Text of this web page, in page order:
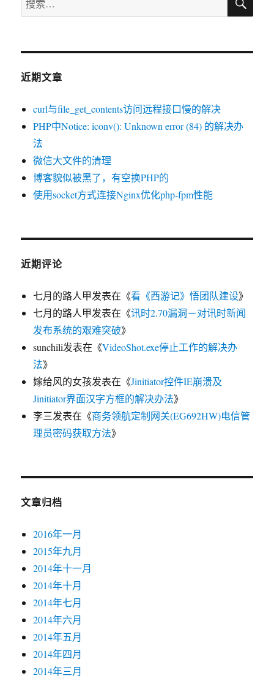
突
的
拒
攻
索：
近期文章
curl与file_get_contents访问远程接口慢的解决
PHP中Notice: iconv(): Unknown error (84) 的解决办
法
微信大文件的清理
博客貌似被黑了，有空换PHP的
使用socket方式连接Nginx优化php-fpm性能
近期评论
七月的路人甲发表在《看《西游记》悟团队建设》
七月的路人甲发表在《讯时2.70漏洞－对讯时新闻
发布系统的艰难突破》
sunchili发表在《VideoShot.exe停止工作的解决办
法》
嫁给风的女孩发表在《Jinitiator控件IE崩溃及
Jinitiator界面汉字方框的解决办法》
李三发表在《商务领航定制网关(EG692HW)电信管
理员密码获取方法》
文章归档
2016年一月
2015年九月
2014年十一月
2014年十月
2014年七月
2014年六月
2014年五月
2014年四月
2014年三月